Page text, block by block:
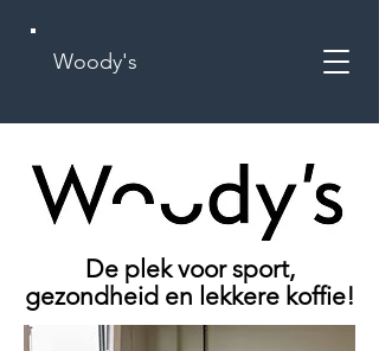
Woody's
De plek voor sport,
gezondheid en lekkere koffie!